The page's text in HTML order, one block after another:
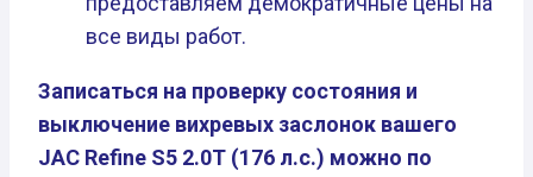
все виды работ.
Записаться на проверку состояния и
выключение вихревых заслонок вашего
JAC Refine S5 2.0T (176 л.с.) можно по